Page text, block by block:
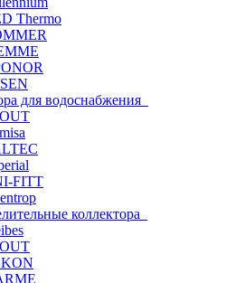
Thermo
для водоснабжения
FITT
коллектора